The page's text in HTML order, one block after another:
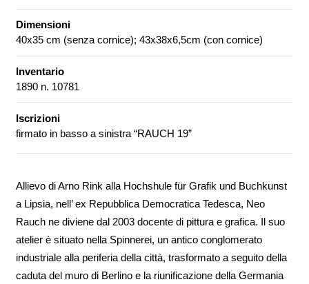
Dimensioni
40x35 cm (senza cornice); 43x38x6,5cm (con cornice)
Inventario
1890 n. 10781
Iscrizioni
firmato in basso a sinistra “RAUCH 19”
Allievo di Arno Rink alla Hochshule für Grafik und Buchkunst
a Lipsia, nell’ ex Repubblica Democratica Tedesca, Neo
Rauch ne diviene dal 2003 docente di pittura e grafica. Il suo
atelier è situato nella Spinnerei, un antico conglomerato
industriale alla periferia della città, trasformato a seguito della
caduta del muro di Berlino e la riunificazione della Germania